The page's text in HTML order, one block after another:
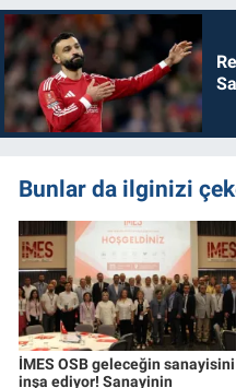
Bunlar da ilginizi
İMES OSB geleceğin sanayisini
inşa ediyor! Sanayinin